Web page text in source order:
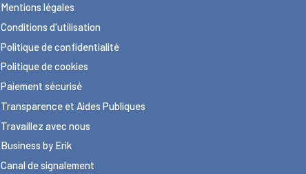
Mentions légales
Conditions d'utilisation
Politique de confidentialité
Politique de cookies
Paiement sécurisé
Transparence et Aides Publiques
Travaillez avec nous
Business by Erik
Canal de signalement